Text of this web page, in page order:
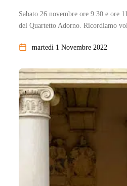
Sabato 26 novembre ore 9:30 e
del Quartetto Adorno. Ricordiamo
martedì 1 Novembre 2022